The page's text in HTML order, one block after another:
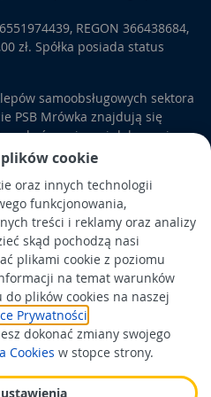
cookie
oraz innych technologii
funkcjonowania,
treści i reklamy oraz analizy
skąd pochodzą nasi
plikami cookie z poziomu
na temat warunków
plików cookies na naszej
Prywatności
dokonać zmiany swojego
Cookies w stopce strony.
REGON 366438684,
zł. Spółka posiada status
samoobsługowych sektora
PSB Mrówka znajdują się
wykończeniowe i dekoracyjne,
elektronarzędzia, a także
otoczeniem domu.